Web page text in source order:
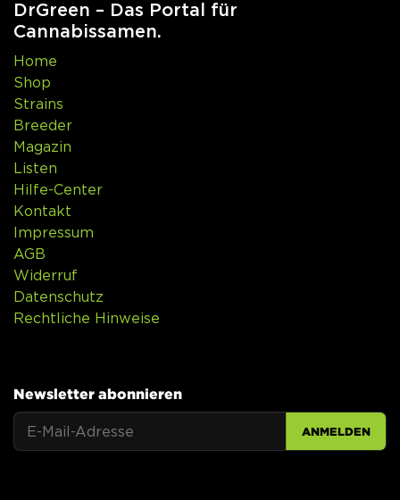
DrGreen – Das Portal für
Cannabissamen.
Home
Shop
Strains
Breeder
Magazin
Listen
Hilfe-Center
Kontakt
Impressum
AGB
Widerruf
Datenschutz
Rechtliche Hinweise
Newsletter abonnieren
ANMELDEN